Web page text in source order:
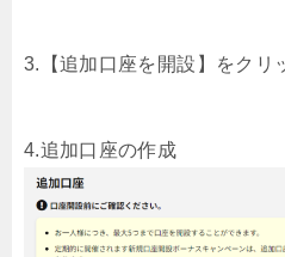
3.【追加口座を開設】をクリ
4.追加口座の作成